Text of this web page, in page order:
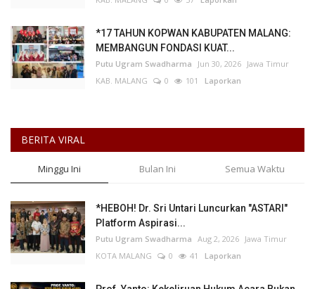
*17 TAHUN KOPWAN KABUPATEN MALANG:
MEMBANGUN FONDASI KUAT...
Putu Ugram Swadharma Jun 30, 2026 Jawa Timur
KAB. MALANG
0 101 Laporkan
BERITA VIRAL
Minggu Ini Bulan Ini Semua Waktu
*HEBOH! Dr. Sri Untari Luncurkan "ASTARI"
Platform Aspirasi...
Putu Ugram Swadharma Aug 2, 2026 Jawa Timur
KOTA MALANG
0 41 Laporkan